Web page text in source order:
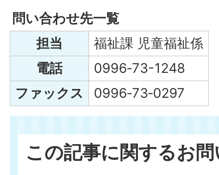
問い合わせ先一覧
担当
福祉課 児童福祉係
電話
0996‐73-1248
ファックス
0996‐73‐0297
この記事に関するお